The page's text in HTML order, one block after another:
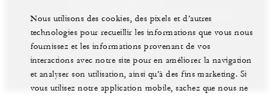
Ne pas vendre mes informations personnelles
©Four Seasons Hotels Limited 1997-2026. Tous droits
Nous utilisons des cookies, des pixels et d’autres
technologies pour recueillir les informations que vous nous
fournissez et les informations provenant de vos
interactions avec notre site pour en améliorer la navigation
et analyser son utilisation, ainsi qu’à des fins marketing. Si
vous utilisez notre application mobile, sachez que nous ne